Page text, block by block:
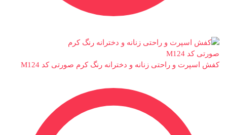
کفش اسپرت و راحتی زنانه و دخترانه رنگ کرم صورتی کد M124